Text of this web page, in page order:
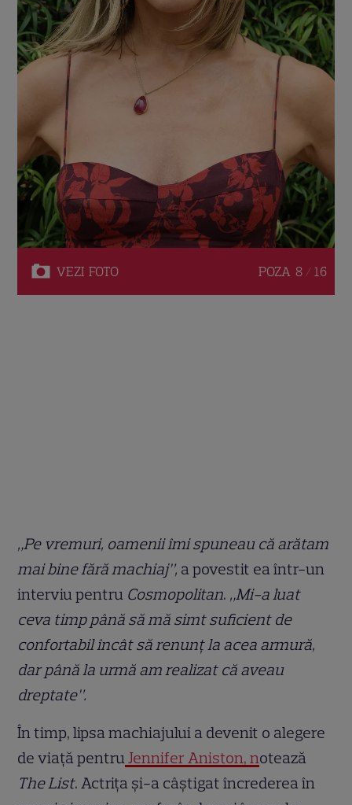
VEZI FOTO POZA 8 / 16
„Pe vremuri, oamenii îmi spuneau că arătam
mai bine fără machiaj”, a povestit ea într-un
interviu pentru Cosmopolitan. „Mi-a luat
ceva timp până să mă simt suficient de
confortabil încât să renunț la acea armură,
dar până la urmă am realizat că aveau
dreptate”.
În timp, lipsa machiajului a devenit o alegere
de viață pentruJennifer Aniston, notează
The List. Actrița și-a câștigat încrederea în